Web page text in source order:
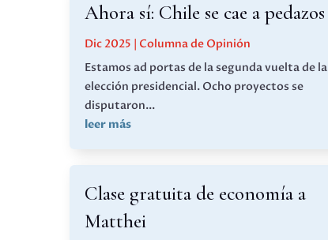
Ahora sí: Chile se cae a pedazos
Dic 2025
Columna de Opinión
Estamos ad portas de la segunda vuelta de la
elección presidencial. Ocho proyectos se
disputaron...
leer más
Clase gratuita de economía a
Matthei